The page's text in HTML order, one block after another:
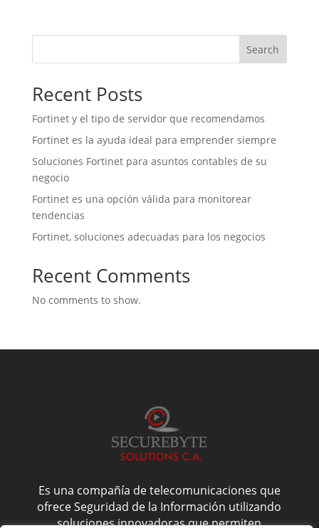
Search
Recent Posts
Fortinet y el tipo de servidor que recomendamos
Fortinet es la ayuda ideal para emprender siempre
Soluciones Fortinet para asuntos contables de su
negocio
Fortinet es una opción válida para monitorear
tendencias
Fortinet, soluciones adecuadas para los negocios
Recent Comments
No comments to show.
Es una compañía de telecomunicaciones que
ofrece Seguridad de la Información utilizando
soluciones innovadoras que permiten